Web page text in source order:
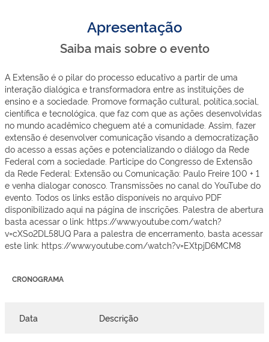
Apresentação
Saiba mais sobre o evento
A Extensão é o pilar do processo educativo a partir de uma
interação dialógica e transformadora entre as instituições de
ensino e a sociedade. Promove formação cultural, política,social,
científica e tecnológica, que faz com que as ações desenvolvidas
no mundo acadêmico cheguem até a comunidade. Assim, fazer
extensão é desenvolver comunicação visando a democratização
do acesso a essas ações e potencializando o diálogo da Rede
Federal com a sociedade. Participe do Congresso de Extensão
da Rede Federal: Extensão ou Comunicação: Paulo Freire 100 + 1
e venha dialogar conosco. Transmissões no canal do YouTube do
evento. Todos os links estão disponíveis no arquivo PDF
disponibilizado aqui na página de inscrições. Palestra de abertura
basta acessar o link: https://www.youtube.com/watch?
v=cXSo2DL58UQ Para a palestra de encerramento, basta acessar
este link: https://www.youtube.com/watch?v=EXtpjD6MCM8
CRONOGRAMA
Data Descrição